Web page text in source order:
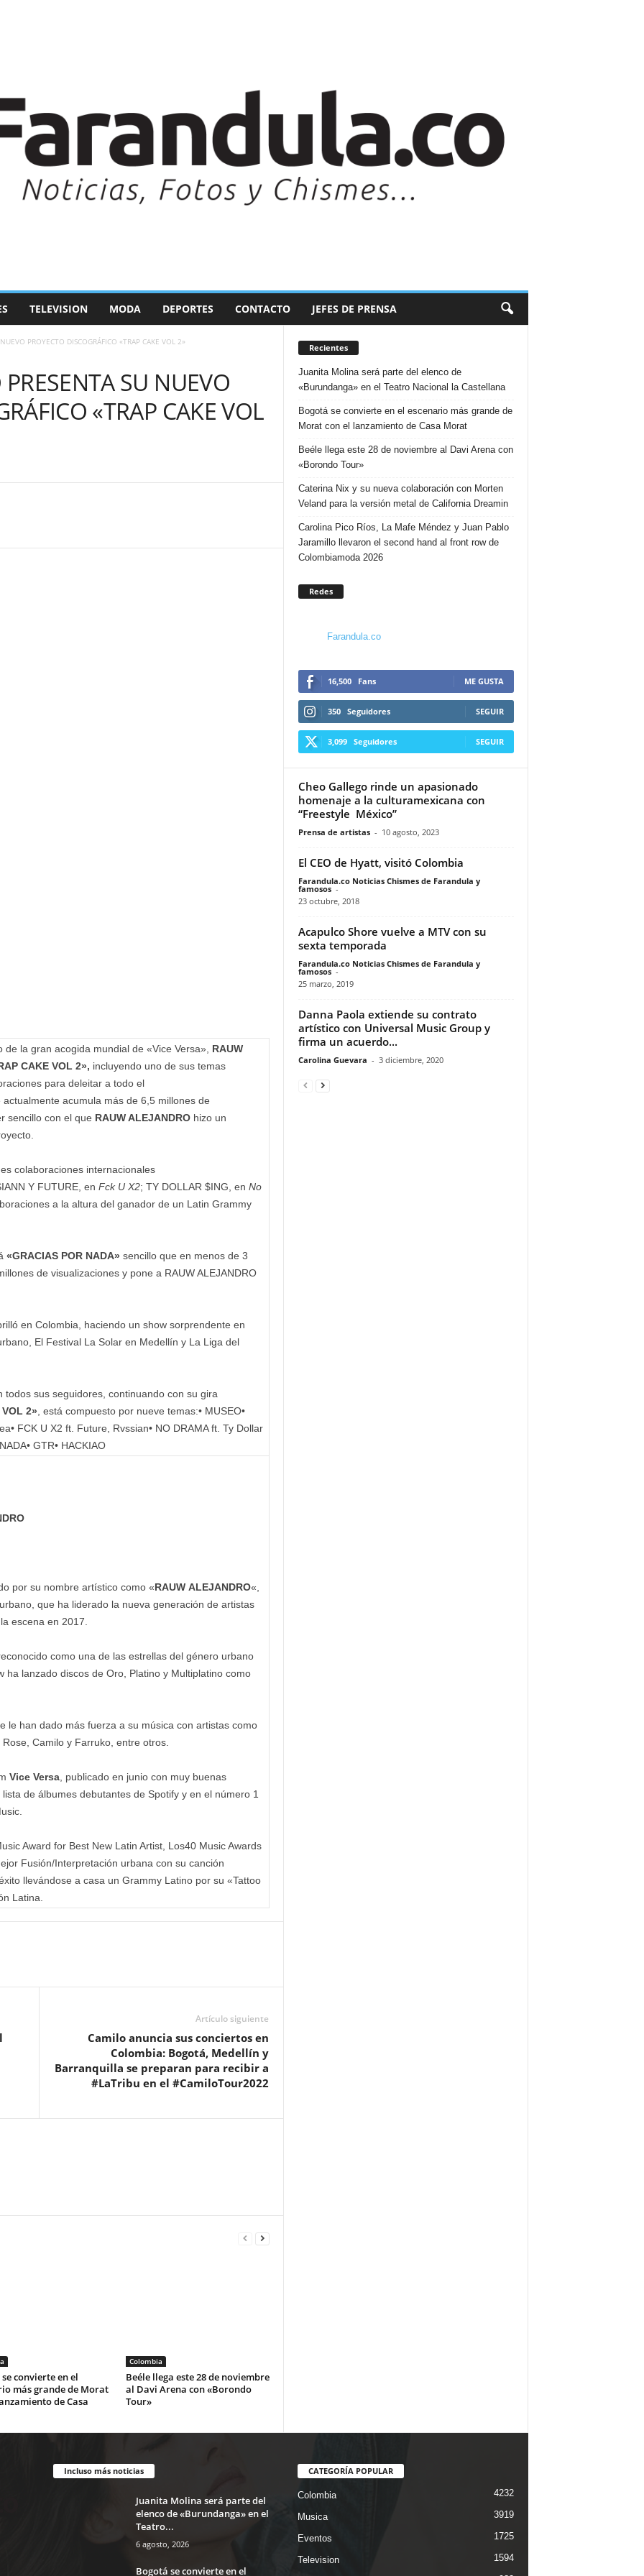
TELEVISION MODA DEPORTES CONTACTO JEFES DE PRENSA
PROYECTO DISCOGRÁFICO «TRAP CAKE VOL 2»
SU NUEVO
«TRAP CAKE VOL
de la gran acogida mundial de «Vice Versa», RAUW
CAKE VOL 2», incluyendo uno de sus temas
para deleitar a todo el
actualmente acumula más de 6,5 millones de
sencillo con el que RAUW ALEJANDROhizo un
colaboraciones internacionales
Y FUTURE, en Fck U X2; TY DOLLAR $ING, en No
a la altura del ganador de un Latin Grammy
«GRACIAS POR NADA» sencillo que en menos de 3
de visualizaciones y pone a RAUW ALEJANDRO
en Colombia, haciendo un show sorprendente en
El Festival La Solar en Medellín y La Liga del
sus seguidores, continuando con su gira
2» , está compuesto por nueve temas:• MUSEO•
FCK U X2 ft. Future, Rvssian• NO DRAMA ft. Ty Dollar
GTR• HACKIAO
por su nombre artístico como «RAUW ALEJANDRO«,
que ha liderado la nueva generación de artistas
escena en 2017.
como una de las estrellas del género urbano
ha lanzado discos de Oro, Platino y Multiplatino como
le han dado más fuerza a su música con artistas como
Camilo y Farruko, entre otros.
Vice Versa, publicado en junio con muy buenas
de álbumes debutantes de Spotify y en el número 1
Award for Best New Latin Artist, Los40 Music Awards
Fusión/Interpretación urbana con su canción
llevándose a casa un Grammy Latino por su «Tattoo
Latina.
Artículo siguiente
Camilo anuncia sus conciertos en
Colombia: Bogotá, Medellín y
Barranquilla se preparan para recibir a
#LaTribu en el #CamiloTour2022
convierte en el
más grande de Morat
de Casa
Colombia
Beéle llega este 28 de noviembre
al Davi Arena con «Borondo
Tour»
Recientes
Juanita Molina será parte del elenco de
«Burundanga» en el Teatro Nacional la Castellana
Bogotá se convierte en el escenario más grande de
Morat con el lanzamiento de Casa Morat
Beéle llega este 28 de noviembre al Davi Arena con
«Borondo Tour»
Caterina Nix y su nueva colaboración con Morten
Veland para la versión metal de California Dreamin
Carolina Pico Ríos, La Mafe Méndez y Juan Pablo
Jaramillo llevaron el second hand al front row de
Colombiamoda 2026
Redes
Farandula.co
16,500 Fans ME GUSTA
350 Seguidores SEGUIR
3,099 Seguidores SEGUIR
Cheo Gallego rinde un apasionado
homenaje a la culturamexicana con
“Freestyle México”
Prensa de artistas - 10 agosto, 2023
El CEO de Hyatt, visitó Colombia
Farandula.co Noticias Chismes de Farandula y
famosos -
23 octubre, 2018
Acapulco Shore vuelve a MTV con su
sexta temporada
Farandula.co Noticias Chismes de Farandula y
famosos -
25 marzo, 2019
Danna Paola extiende su contrato
artístico con Universal Music Group y
firma un acuerdo...
Carolina Guevara - 3 diciembre, 2020
Incluso más noticias
Juanita Molina será parte del
elenco de «Burundanga» en el
Teatro...
6 agosto, 2026
Bogotá se convierte en el
CATEGORÍA POPULAR
Colombia 4232
Musica 3919
Eventos 1725
Television
1594